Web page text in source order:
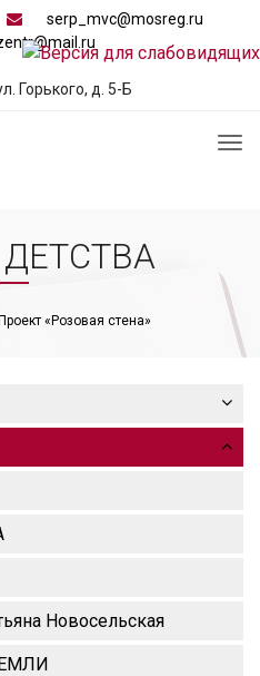
serp_mvc@mosreg.ru
Горького, д. 5-Б
Проект «Розовая стена»
Новосельская